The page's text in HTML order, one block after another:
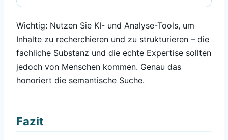
Wichtig: Nutzen Sie KI- und Analyse-Tools, um
Inhalte zu recherchieren und zu strukturieren – die
fachliche Substanz und die echte Expertise sollten
jedoch von Menschen kommen. Genau das
honoriert die semantische Suche.
Fazit